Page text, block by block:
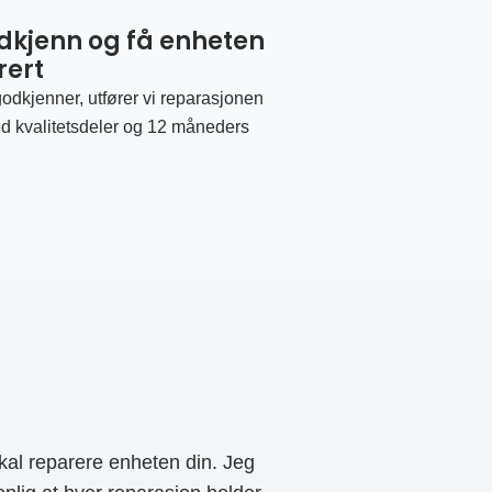
og få enheten
utfører vi reparasjonen
kvalitetsdeler og 12 måneders
reparere enheten din. Jeg